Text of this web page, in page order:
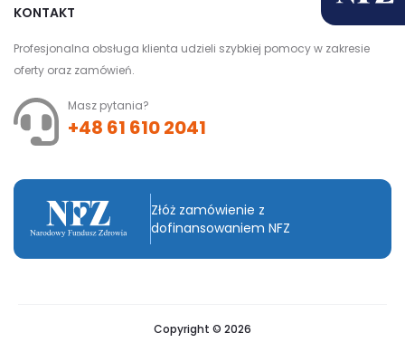
KONTAKT
Profesjonalna obsługa klienta udzieli szybkiej pomocy w zakresie
oferty oraz zamówień.
Masz pytania?
+48 61 610 2041
Złóż zamówienie z
dofinansowaniem NFZ
Copyright © 2026